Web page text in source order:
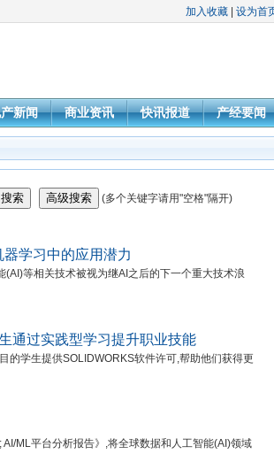
加入收藏 设为首
新闻 商业资讯 快讯报道 产经要闻
(多个关键字请用"空格"隔开)
学习中的应用潜力
等相关技术被视为继AI之后的下一个重大技术浪
通过实践型学习提升职业技能
的学生提供SOLIDWORKS软件许可,帮助他们获得更
ML平台分析报告》,将全球数据和人工智能(AI)领域